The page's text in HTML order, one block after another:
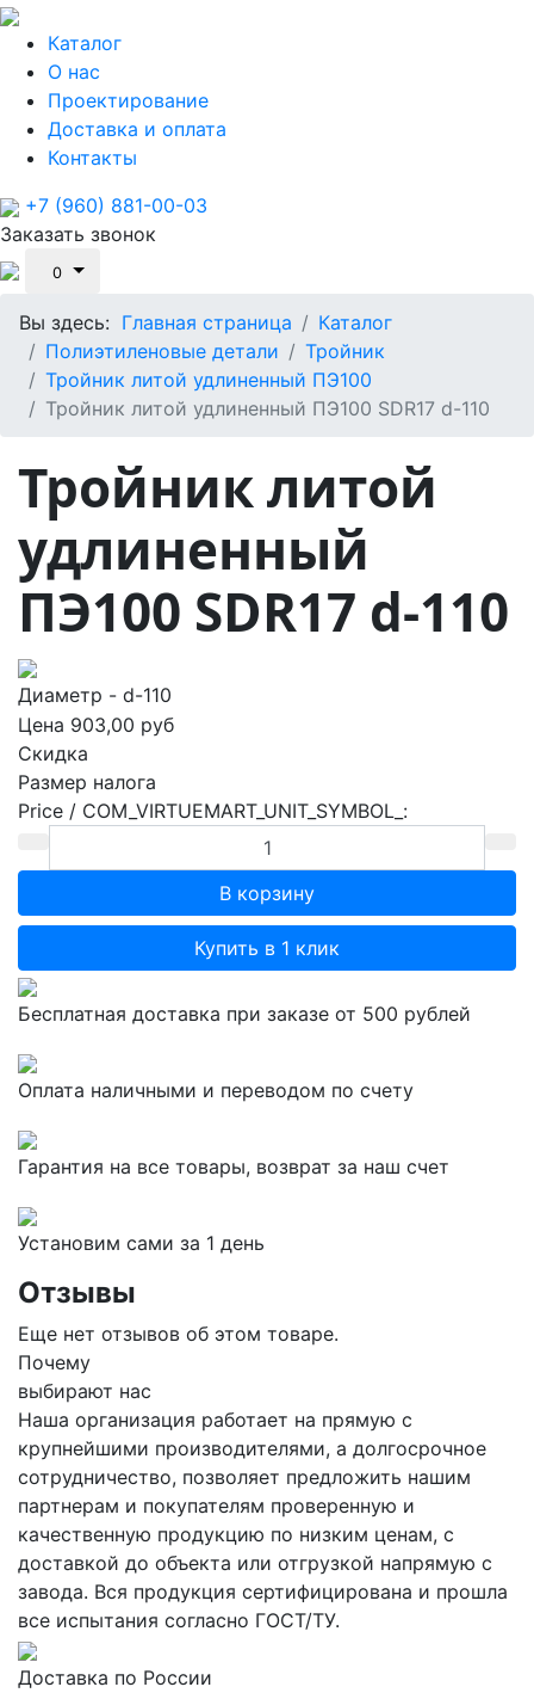
Каталог
О нас
Проектирование
Доставка и оплата
Контакты
+7 (960) 881-00-03
Заказать звонок
0
Вы здесь: Главная страница
Каталог
Полиэтиленовые детали
Тройник
Тройник литой удлиненный ПЭ100
Тройник литой удлиненный ПЭ100 SDR17 d-110
Тройник литой
удлиненный
ПЭ100 SDR17 d-110
Диаметр - d-110
Цена 903,00 руб
Скидка
Размер налога
Price / COM_VIRTUEMART_UNIT_SYMBOL_:
Купить в 1 клик
Бесплатная доставка при заказе от 500 рублей
Оплата наличными и переводом по счету
Гарантия на все товары, возврат за наш счет
Установим сами за 1 день
Отзывы
Еще нет отзывов об этом товаре.
Почему
выбирают нас
Наша организация работает на прямую с
крупнейшими производителями, а долгосрочное
сотрудничество, позволяет предложить нашим
партнерам и покупателям проверенную и
качественную продукцию по низким ценам, с
доставкой до объекта или отгрузкой напрямую с
завода. Вся продукция сертифицирована и прошла
все испытания согласно ГОСТ/ТУ.
Доставка по России